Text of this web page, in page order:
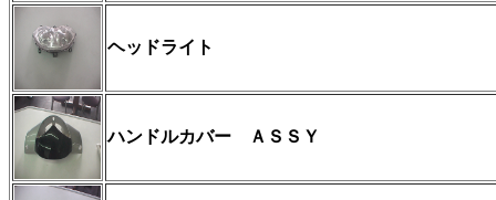
ヘッドライト
ハンドルカバー ＡＳＳＹ